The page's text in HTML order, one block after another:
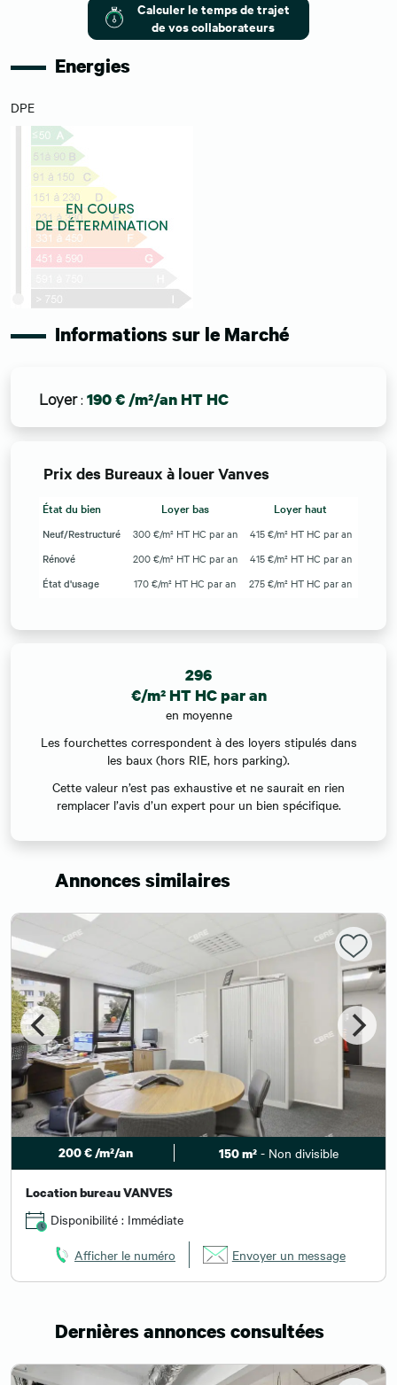
Calculer le temps de trajet
de vos collaborateurs
Energies
DPE
Informations sur le Marché
Loyer: 190 € /m²/an HT HC
Prix des Bureaux à louer Vanves
État du bien Loyer bas Loyer haut
Neuf/Restructuré 300 €/m² HT HC par an
415 €/m² HT HC par an
Rénové
200 €/m² HT HC par an
415 €/m² HT HC par an
État d'usage
170 €/m² HT HC par an 275 €/m² HT HC par an
296
€/m² HT HC par an
en moyenne
Les fourchettes correspondent à des loyers stipulés dans
les baux (hors RIE, hors parking).
Cette valeur n’est pas exhaustive et ne saurait en rien
remplacer l’avis d’un expert pour un bien spécifique.
Annonces similaires
200 € /m²/an 150 m²- Non divisible
Location bureau VANVES
Disponibilité : Immédiate
Afficher le numéro Envoyer un message
Dernières annonces consultées